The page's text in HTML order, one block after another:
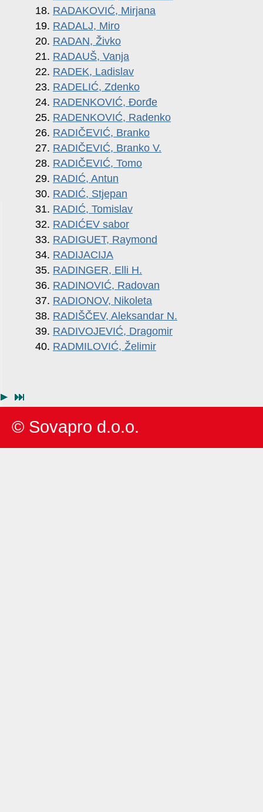
18. RADAKOVIĆ, Mirjana
19. RADALJ, Miro
20. RADAN, Živko
21. RADAUŠ, Vanja
22. RADEK, Ladislav
23. RADELIĆ, Zdenko
24. RADENKOVIĆ, Đorđe
25. RADENKOVIĆ, Radenko
26. RADIČEVIĆ, Branko
27. RADIČEVIĆ, Branko V.
28. RADIČEVIĆ, Tomo
29. RADIĆ, Antun
30. RADIĆ, Stjepan
31. RADIĆ, Tomislav
32. RADIĆEV sabor
33. RADIGUET, Raymond
34. RADIJACIJA
35. RADINGER, Elli H.
36. RADINOVIĆ, Radovan
37. RADIONOV, Nikoleta
38. RADIŠČEV, Aleksandar N.
39. RADIVOJEVIĆ, Dragomir
40. RADMILOVIĆ, Želimir
© Sovapro d.o.o.